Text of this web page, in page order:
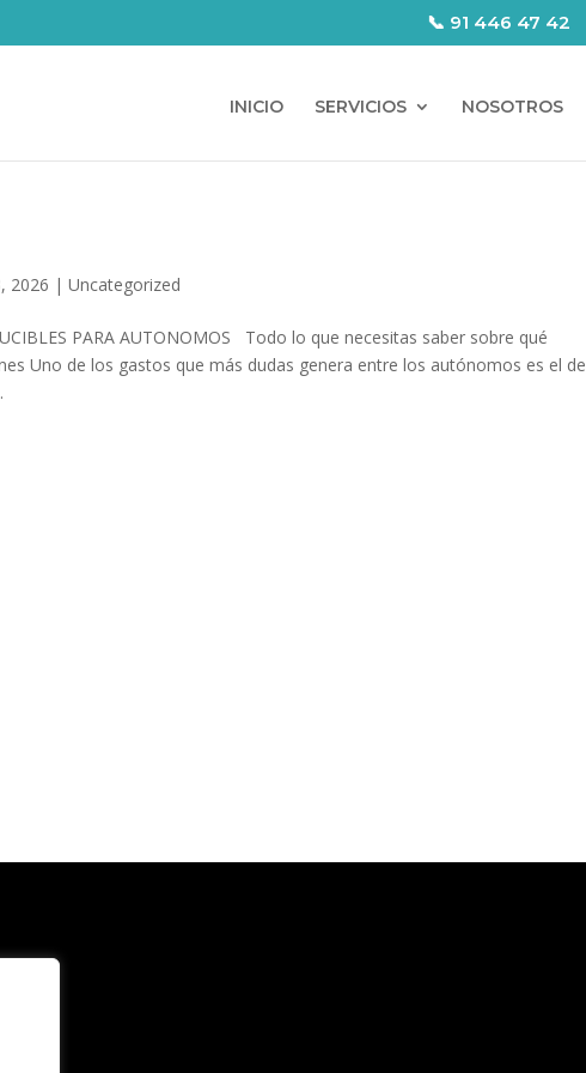
📞 91 446 47 42
INICIO SERVICIOS NOSOTROS
2026 |Uncategorized
PARA AUTONOMOS Todo lo que necesitas saber sobre qué
Uno de los gastos que más dudas genera entre los autónomos es el de